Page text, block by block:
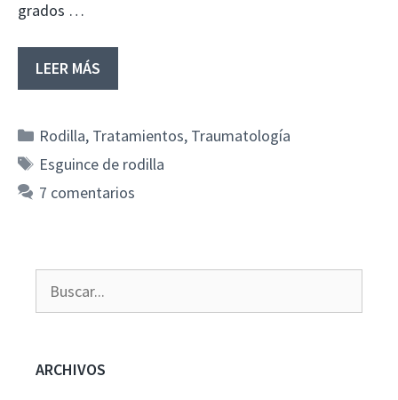
grados …
LEER MÁS
Categorías
Rodilla, Tratamientos, Traumatología
Etiquetas
Esguince de rodilla
7 comentarios
ARCHIVOS